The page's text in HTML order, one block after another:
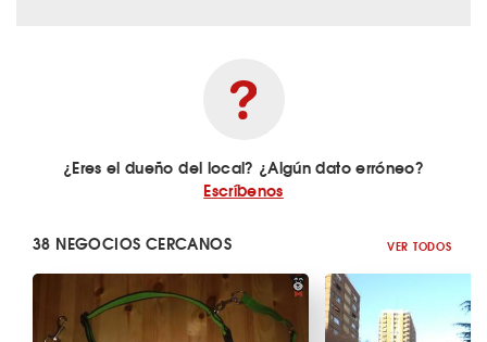
¿Eres el dueño del local? ¿Algún dato erróneo?
Escríbenos
38 NEGOCIOS CERCANOS VER TODOS